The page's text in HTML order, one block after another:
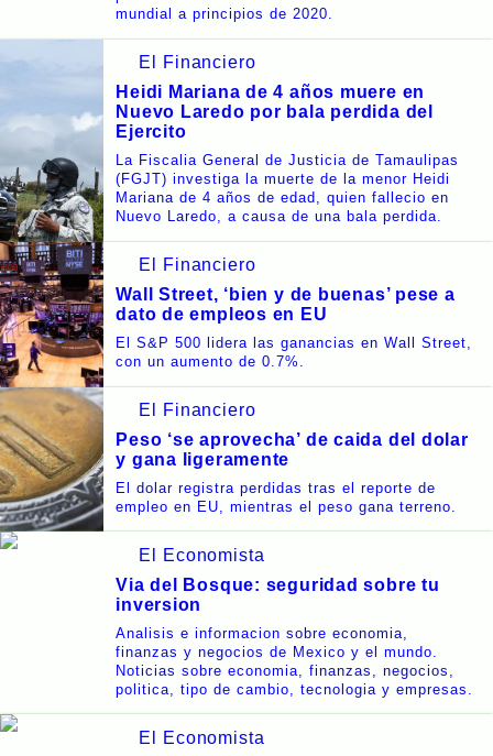
mundial a principios de 2020.
El Financiero
Heidi Mariana de 4 años muere en
Nuevo Laredo por bala perdida del
Ejercito
La Fiscalia General de Justicia de Tamaulipas
(FGJT) investiga la muerte de la menor Heidi
Mariana de 4 años de edad, quien fallecio en
Nuevo Laredo, a causa de una bala perdida.
El Financiero
Wall Street, ‘bien y de buenas’ pese a
dato de empleos en EU
El S&P 500 lidera las ganancias en Wall Street,
con un aumento de 0.7%.
El Financiero
Peso ‘se aprovecha’ de caida del dolar
y gana ligeramente
El dolar registra perdidas tras el reporte de
empleo en EU, mientras el peso gana terreno.
El Economista
Via del Bosque: seguridad sobre tu
inversion
Analisis e informacion sobre economia,
finanzas y negocios de Mexico y el mundo.
Noticias sobre economia, finanzas, negocios,
politica, tipo de cambio, tecnologia y empresas.
El Economista